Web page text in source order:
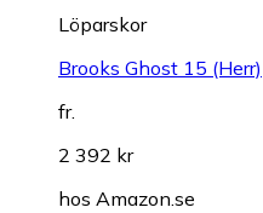
Löparskor
Brooks Ghost 15 (Herr)
fr.
2 392 kr
hos Amazon.se